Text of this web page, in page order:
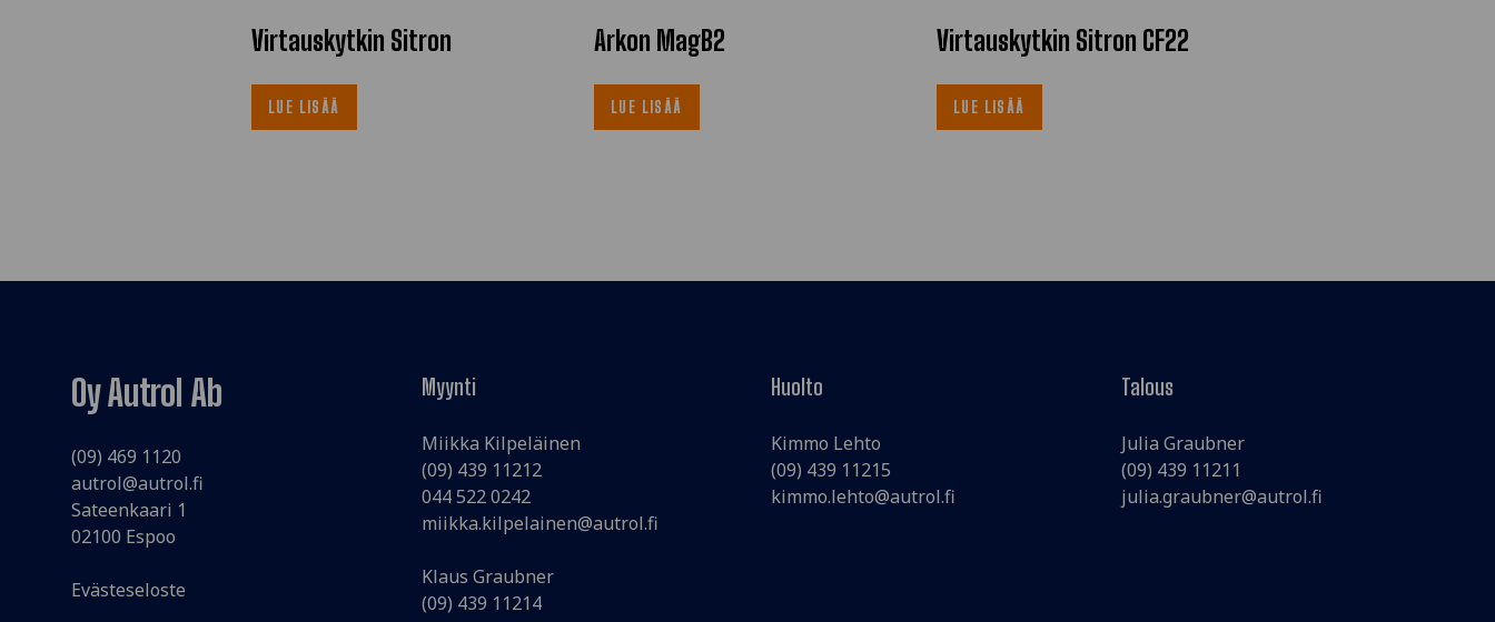
Virtauskytkin Sitron
LUE LISÄÄ
Arkon MagB2
LUE LISÄÄ
Virtauskytkin Sitron CF22
LUE LISÄÄ
Oy Autrol Ab
(09) 469 1120
autrol@autrol.fi
Sateenkaari 1
02100 Espoo
Evästeseloste
Myynti
Miikka Kilpeläinen
(09) 439 11212
044 522 0242
miikka.kilpelainen@autrol.fi
Klaus Graubner
(09) 439 11214
Huolto
Kimmo Lehto
(09) 439 11215
kimmo.lehto@autrol.fi
Talous
Julia Graubner
(09) 439 11211
julia.graubner@autrol.fi